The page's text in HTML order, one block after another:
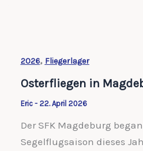
2026, Fliegerlager
Osterfliegen in
Eric - 22. April 2026
Der SFK Magdeburg
Segelflugsaison dieses